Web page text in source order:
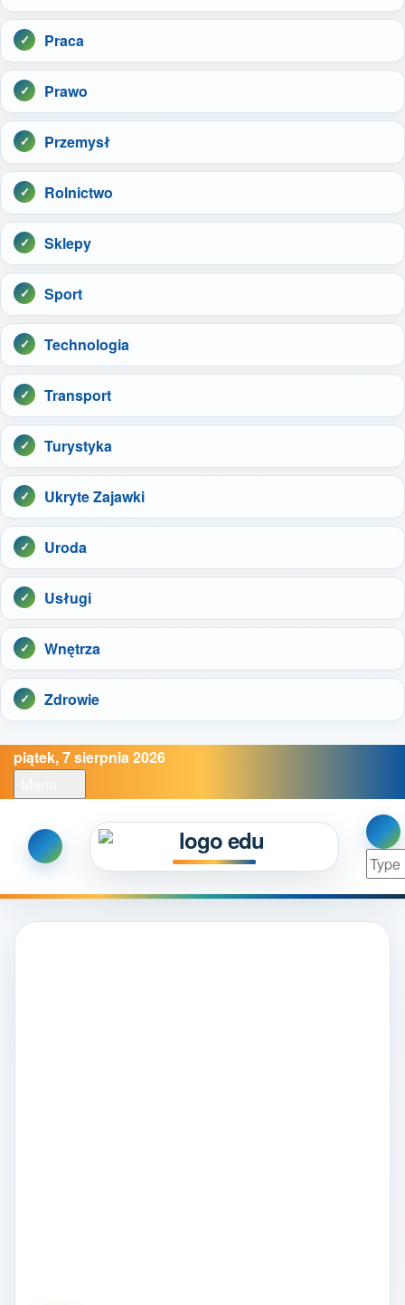
Praca
Prawo
Przemysł
Rolnictwo
Sklepy
Sport
Technologia
Transport
Turystyka
Ukryte Zajawki
Uroda
Usługi
Wnętrza
Zdrowie
piątek, 7 sierpnia 2026